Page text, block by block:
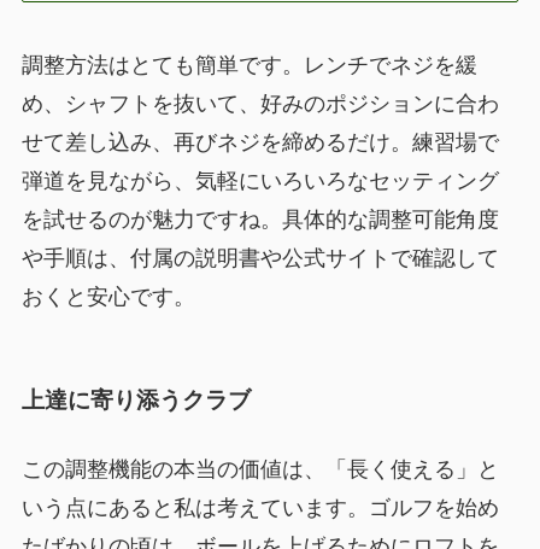
調整方法はとても簡単です。レンチでネジを緩
め、シャフトを抜いて、好みのポジションに合わ
せて差し込み、再びネジを締めるだけ。練習場で
弾道を見ながら、気軽にいろいろなセッティング
を試せるのが魅力ですね。具体的な調整可能角度
や手順は、付属の説明書や公式サイトで確認して
おくと安心です。
上達に寄り添うクラブ
この調整機能の本当の価値は、「長く使える」と
いう点にあると私は考えています。ゴルフを始め